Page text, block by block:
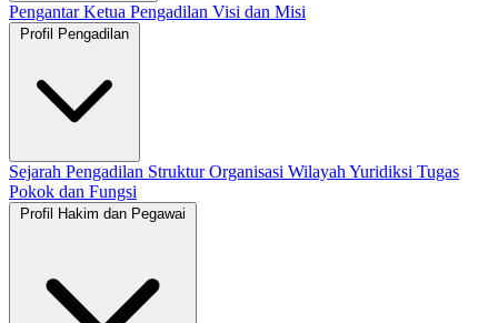
Pengantar Ketua Pengadilan Visi dan Misi
Profil Pengadilan
Sejarah Pengadilan Struktur Organisasi Wilayah Yuridiksi Tugas
Pokok dan Fungsi
Profil Hakim dan Pegawai